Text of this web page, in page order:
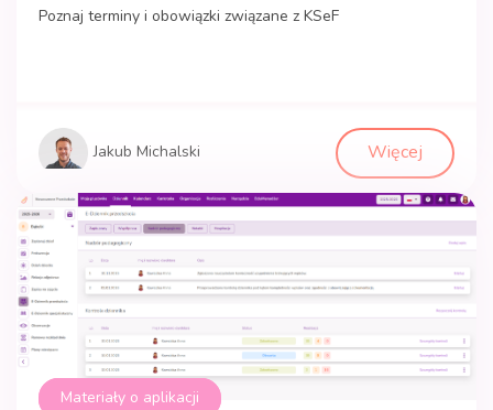
Poznaj terminy i obowiązki związane z KSeF
Jakub Michalski Więcej
Materiały o aplikacji